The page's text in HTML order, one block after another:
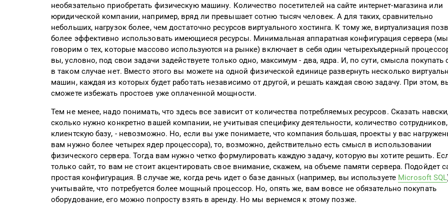
необязательно приобретать физическую машину. Количество посетителей на сайте интернет-магазина или
юридической компании, например, вряд ли превышает сотню тысяч человек. А для таких, сравнительно
небольших, нагрузок более, чем достаточно ресурсов виртуального хостинга. К тому же, виртуализация
более эффективно использовать имеющиеся ресурсы. Минимальная аппаратная конфигурация сервера (мы
говорим о тех, которые массово используются на рынке) включает в себя один четырехъядерный
вы, условно, под свои задачи задействуете только одно, максимум - два, ядра. И, по сути, смысла покупать
в таком случае нет. Вместо этого вы можете на одной физической единице развернуть несколько
машин, каждая из которых будет работать независимо от другой, и решать каждая свою задачу. При этом,
сможете избежать простоев уже оплаченной мощности.
Тем не менее, надо понимать, что здесь все зависит от количества потребляемых ресурсов. Сказать
сколько нужно конкретно вашей компании, не учитывая специфику деятельности, количество сотрудников,
клиентскую базу, - невозможно. Но, если вы уже понимаете, что компания большая, проекты у вас
вам нужно более четырех ядер процессора), то, возможно, действительно есть смысл в использовании
физического сервера. Тогда вам нужно четко формулировать каждую задачу, которую вы хотите решить.
только сайт, то вам не стоит акцентировать свое внимание, скажем, на объеме памяти сервера. Подойдет
простая конфигурация. В случае же, когда речь идет о базе данных (например, вы используете Microsoft SQL
учитывайте, что потребуется более мощный процессор. Но, опять же, вам вовсе не обязательно покупать
оборудование, его можно попросту взять в аренду. Но мы вернемся к этому позже.